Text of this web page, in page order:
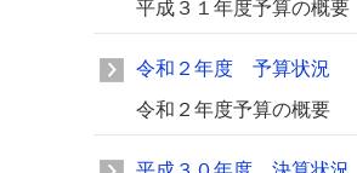
平成３１年度予算の概要
令和２年度 予算状況
令和２年度予算の概要